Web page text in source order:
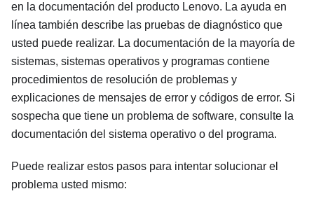
en la documentación del producto Lenovo. La ayuda en
línea también describe las pruebas de diagnóstico que
usted puede realizar. La documentación de la mayoría de
sistemas, sistemas operativos y programas contiene
procedimientos de resolución de problemas y
explicaciones de mensajes de error y códigos de error. Si
sospecha que tiene un problema de software, consulte la
documentación del sistema operativo o del programa.
Puede realizar estos pasos para intentar solucionar el
problema usted mismo: